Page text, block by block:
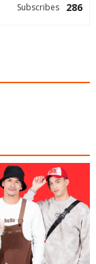
286
Subscribes